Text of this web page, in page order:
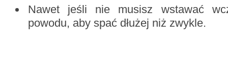
Nawet jeśli nie musisz wstawać
powodu, aby spać dłużej niż zwykle.